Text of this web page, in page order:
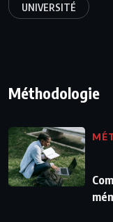
UNIVERSITÉ
Méthodologie